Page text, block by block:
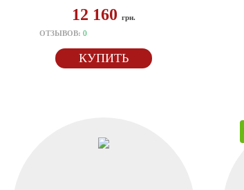
12 160 грн.
ОТЗЫВОВ: 0
КУПИТЬ